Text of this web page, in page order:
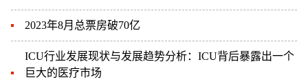
2023年8月总票房破70亿
ICU行业发展现状与发展趋势分析：ICU背后暴露出一个
巨大的医疗市场